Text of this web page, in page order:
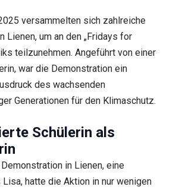
versammelten sich zahlreiche
Lienen, um an den „Fridays for
teilzunehmen. Angeführt von einer
war die Demonstration ein
des wachsenden
Generationen für den Klimaschutz.
Schülerin als
in Lienen, eine
Lisa, hatte die Aktion in nur wenigen